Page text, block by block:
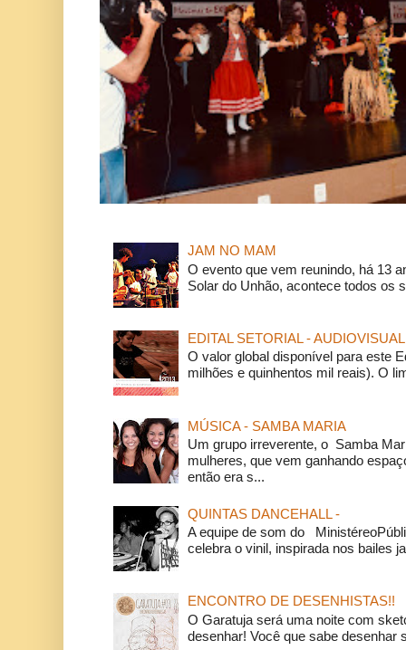
JAM NO MAM
O evento que vem reunindo, há 13
Solar do Unhão, acontece todos os
EDITAL SETORIAL - AUDIOVISUAL
O valor global disponível para este
milhões e quinhentos mil reais). O
MÚSICA - SAMBA MARIA
Um grupo irreverente, o Samba
mulheres, que vem ganhando
então era s...
QUINTAS DANCEHALL -
A equipe de som do
celebra o vinil, inspirada nos bailes
ENCONTRO DE DESENHISTAS!!
O Garatuja será uma noite com
desenhar! Você que sabe desenhar